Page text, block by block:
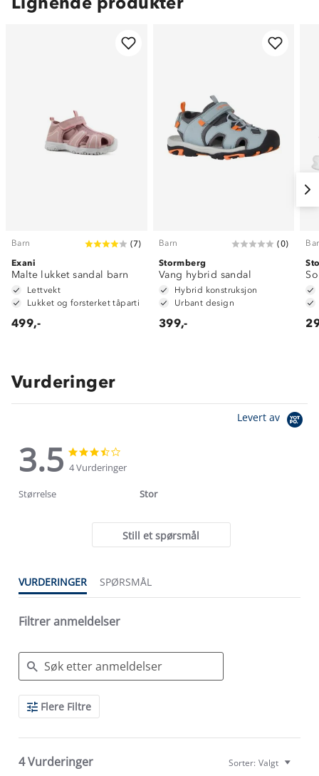
Barn (7)
Exani
Malte lukket sandal barn
Lettvekt
Lukket og forsterket tåparti
499,-
Barn (0)
Stormberg
Vang hybrid sandal
Hybrid konstruksjon
Urbant design
399,-
Vurderinger
Levert av
3.5
3.5
star
rating
star
4 Vurderinger
Størrelse Stor
Still et spørsmål
VURDERINGER SPØRSMÅL
Filtrer anmeldelser
Search
ReviewsFlere Filtre
4 Vurderinger Sorter: Valgt